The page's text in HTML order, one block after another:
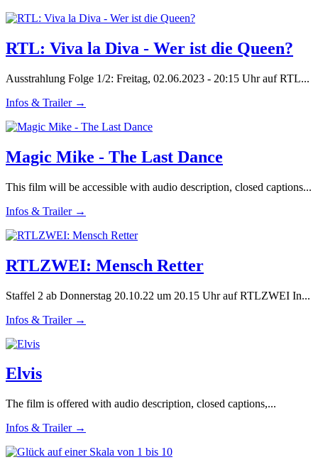
RTL: Viva la Diva - Wer ist die Queen?
Ausstrahlung Folge 1/2: Freitag, 02.06.2023 - 20:15 Uhr auf RTL...
Infos & Trailer →
Magic Mike - The Last Dance
This film will be accessible with audio description, closed captions...
Infos & Trailer →
RTLZWEI: Mensch Retter
Staffel 2 ab Donnerstag 20.10.22 um 20.15 Uhr auf RTLZWEI In...
Infos & Trailer →
Elvis
The film is offered with audio description, closed captions,...
Infos & Trailer →